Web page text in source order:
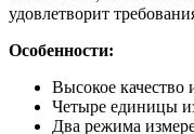
удовлетворит
Особенности:
Высокое качество
Четыре единицы
Два режима